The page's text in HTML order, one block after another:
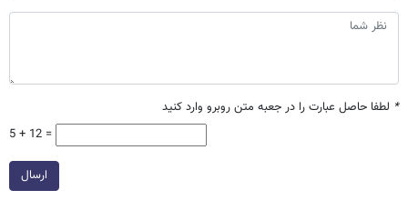
* لطفا حاصل عبارت را در جعبه متن روبرو وارد کنید
5 + 12 =
ارسال